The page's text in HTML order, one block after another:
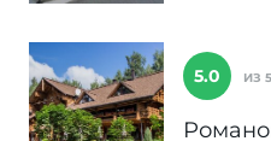
5.0 ИЗ 5